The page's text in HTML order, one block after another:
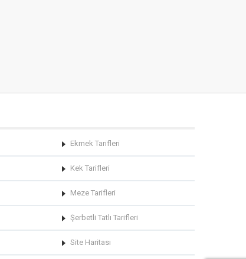
Ekmek Tarifleri
Kek Tarifleri
Meze Tarifleri
Şerbetli Tatlı Tarifleri
Site Haritası